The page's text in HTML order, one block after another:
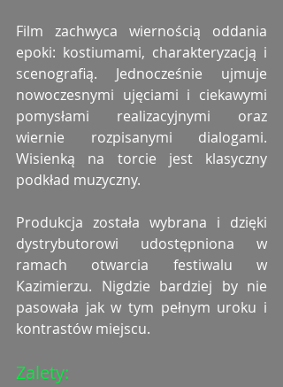
Film zachwyca wiernością oddania
epoki: kostiumami, charakteryzacją i
scenografią. Jednocześnie ujmuje
nowoczesnymi ujęciami i ciekawymi
pomysłami realizacyjnymi oraz
wiernie rozpisanymi dialogami.
Wisienką na torcie jest klasyczny
podkład muzyczny.
Produkcja została wybrana i dzięki
dystrybutorowi udostępniona w
ramach otwarcia festiwalu w
Kazimierzu. Nigdzie bardziej by nie
pasowała jak w tym pełnym uroku i
kontrastów miejscu.
Zalety: